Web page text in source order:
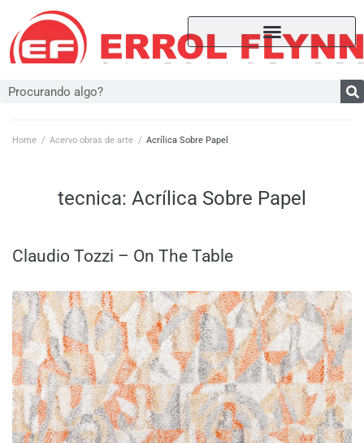
Home / Acervo obras de arte / Acrílica Sobre Papel
tecnica: Acrílica Sobre Papel
Claudio Tozzi – On The Table